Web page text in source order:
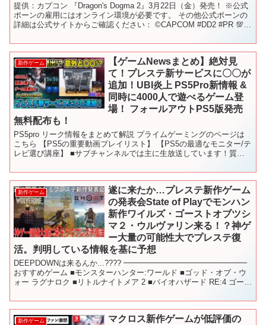
提供：カプコン 『Dragon's Dogma 2』3月22日（金）発売！ ※公式
ポーンの雇用にはオンライン環境が必要です。 その他公式ポーンの
詳細は公式サイトからご確認ください： ©CAPCOM #DD2 #PR 💯未
新作ゲーム
【ゲームNewsまとめ】絶対見
て！プレステ新サービスに〇〇が
追加！UBI炎上 PS5Pro新情報 &
同時に4000人で遊べるゲーム登
場！ フォールアウトPS5版発売
無料配布も！
PS5pro リーク情報をまとめて解説 プライムゲーミングのページは
こちら 【PS5の重要動画プレイリスト】 【PS5の最適なモニター/テ
レビ選び講座】 ■サブチャンネルでは主に生放送しています！質問
新作ゲーム
遂に来たか…プレステ新作ゲーム
の発表会State of Playでモンハン
新作ワイルズ・ゴーストオブツシ
マ２・ウルヴァリン来る！？神ゲ
ー大量の可能性大でプレステ復
活。判明している情報を基に予想
DEEPDOWNは来るんか...???? ━━━━━━━━━━━━━━━━
おすすめゲーム ■モンスターハンター:ワールド ■ゴッド・オブ・ウ
ォー ラグナロク ■リトルナイトメア 2 ■バイオハザード RE:4 ゴール
新作ゲーム
マクロス新作ゲームが低評価の